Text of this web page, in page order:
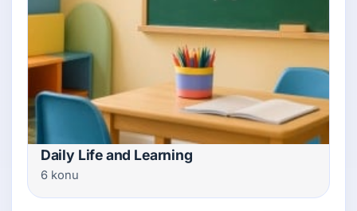
Daily Life and Learning
6 konu